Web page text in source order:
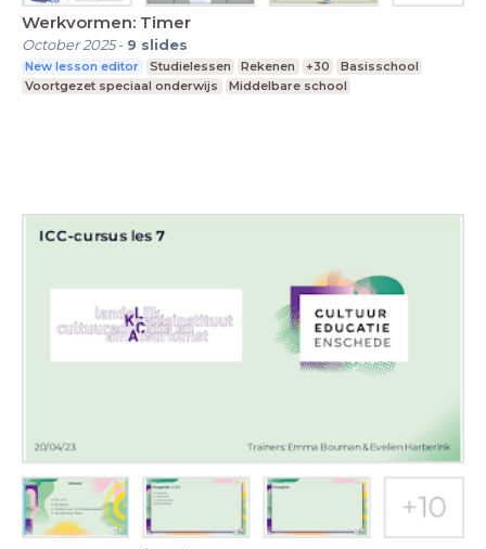
Werkvormen: Timer
October 2025- 9 slides
New lesson editor Studielessen Rekenen +30
Basisschool
Voortgezet speciaal onderwijs
Middelbare school